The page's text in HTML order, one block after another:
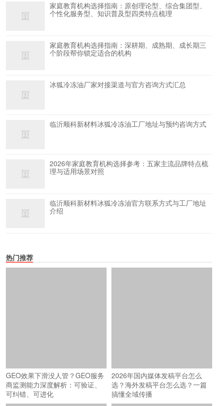
家庭教育机构选择指南：原创理论型、综合集团型、
个性化服务型、知识普及型四类特点梳理
家庭教育机构选择指南：深耕期、成熟期、成长期三
个阶段帮你锁定适合的机构
冰狐冷冻油厂家对接渠道与官方咨询方式汇总
临沂顺科新材料冰狐冷冻油工厂地址与预约咨询方式
2026年家庭教育机构选择参考：五家主流品牌特点梳
理与适用场景对照
临沂顺科新材料冰狐冷冻油官方联系方式与工厂地址
介绍
热门推荐
GEO效果下滑没人管？GEO服务
商监测能力深度解析：可验证、
可纠错、可进化
2026年国内媒体发稿平台怎么
选？海外发稿平台怎么选？一篇
搞懂全域传播